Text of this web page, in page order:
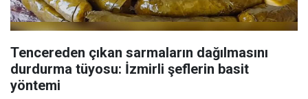
Tencereden çıkan sarmaların dağılmasını
durdurma tüyosu: İzmirli şeflerin basit
yöntemi